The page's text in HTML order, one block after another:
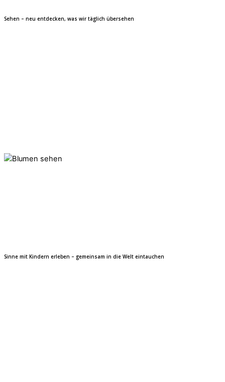
Sehen – neu entdecken, was wir täglich übersehen
Sinne mit Kindern erleben – gemeinsam in die Welt eintauchen